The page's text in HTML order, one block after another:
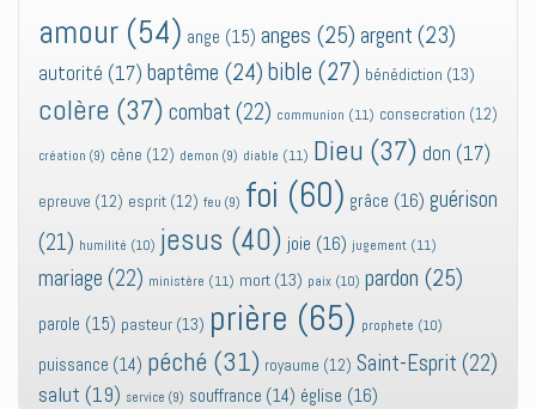
amour (54) ange (15) anges (25) argent (23)
autorité (17) baptême (24) bible (27) bénédiction (13)
colère (37) combat (22) communion (11) consecration (12)
création (9) cène (12) demon (9) diable (11) Dieu (37) don (17)
epreuve (12) esprit (12) feu (9) foi (60) grâce (16) guérison
(21) humilité (10) jesus (40) joie (16) jugement (11)
mariage (22) ministère (11) mort (13) paix (10) pardon (25)
parole (15) pasteur (13) prière (65) prophete (10)
puissance (14) péché (31) royaume (12) Saint-Esprit (22)
salut (19) service (9) souffrance (14) église (16)